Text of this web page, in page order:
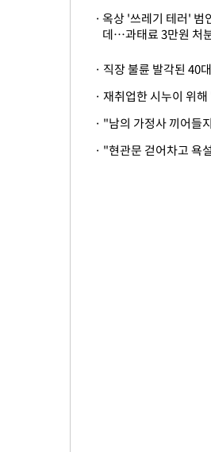
옥상 '쓰레기 테러' 범
데…과태료 3만원 처분